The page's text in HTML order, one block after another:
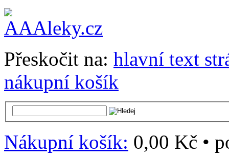
Přeskočit na: hlavní text
nákupní košík
Nákupní košík: 0,00 Kč •